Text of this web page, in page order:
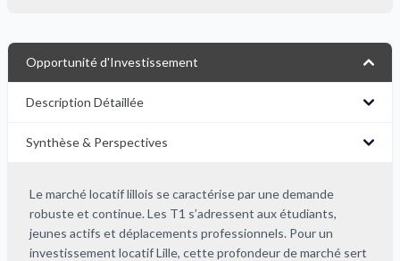
Opportunité d'Investissement
Description Détaillée
Synthèse & Perspectives
Le marché locatif lillois se caractérise par une demande
robuste et continue. Les T1 s’adressent aux étudiants,
jeunes actifs et déplacements professionnels. Pour un
investissement locatif Lille, cette profondeur de marché sert